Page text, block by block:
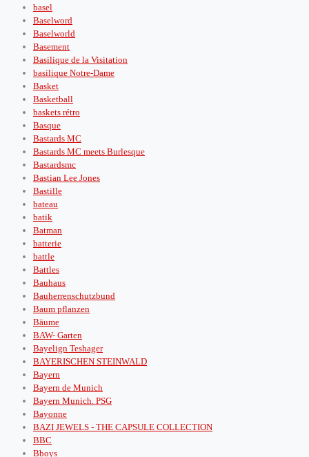
basel
Baselword
Baselworld
Basement
Basilique de la Visitation
basilique Notre-Dame
Basket
Basketball
baskets rétro
Basque
Bastards MC
Bastards MC meets Burlesque
Bastardsmc
Bastian Lee Jones
Bastille
bateau
batik
Batman
batterie
battle
Battles
Bauhaus
Bauherrenschutzbund
Baum pflanzen
Bäume
BAW- Garten
Bayelign Teshager
BAYERISCHEN STEINWALD
Bayern
Bayern de Munich
Bayern Munich. PSG
Bayonne
BAZI JEWELS - THE CAPSULE COLLECTION
BBC
Bboys